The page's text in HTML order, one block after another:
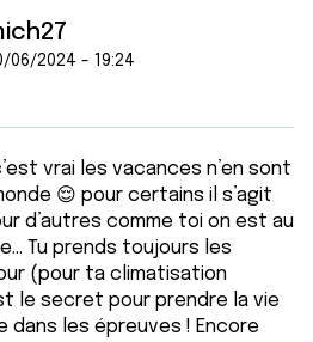
06/2024 - 19:24
vrai les vacances n’en sont
😌 pour certains il s’agit
d’autres comme toi on est au
Tu prends toujours les
(pour ta climatisation
le secret pour prendre la vie
dans les épreuves ! Encore